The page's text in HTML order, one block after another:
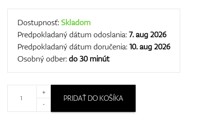
Darčekové poukážky
Dostupnosť:Skladom
Predpokladaný dátum odoslania:7. aug 2026
Predpokladaný dátum doručenia:10. aug 2026
Osobný odber:do 30 minút
+
-
PRIDAŤ DO KOŠÍKA